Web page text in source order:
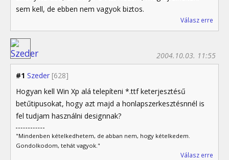
sem kell, de ebben nem vagyok biztos.
Válasz erre
#1 Szeder [628]
2004.10.03. 11:55
Hogyan kell Win Xp alá telepíteni *.ttf keterjesztésű
betűtipusokat, hogy azt majd a honlapszerkesztésnnél is
fel tudjam használni designnak?
"Mindenben kételkedhetem, de abban nem, hogy kételkedem.
Gondolkodom, tehát vagyok."
Válasz erre